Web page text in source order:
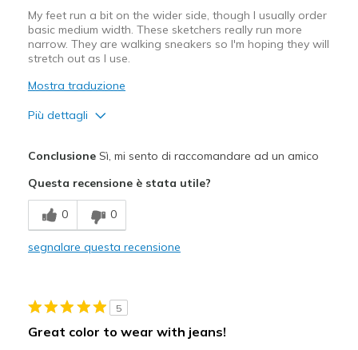
View On Shoes
Shoes are for Wearing
My feet run a bit on the wider side, though I usually order
basic medium width. These sketchers really run more
narrow. They are walking sneakers so I'm hoping they will
stretch out as I use.
Mostra traduzione
Più dettagli
Difetti
Need Break In
Feels too narrow
Sizing
Feels true to size
ConclusioneSì, mi sento di raccomandare ad un amico
Questa recensione è stata utile?
0 0
segnalare questa recensione
5
Great color to wear with jeans!